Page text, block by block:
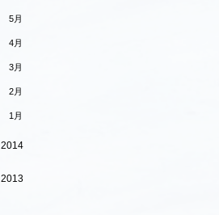
5月
4月
3月
2月
1月
2014
2013